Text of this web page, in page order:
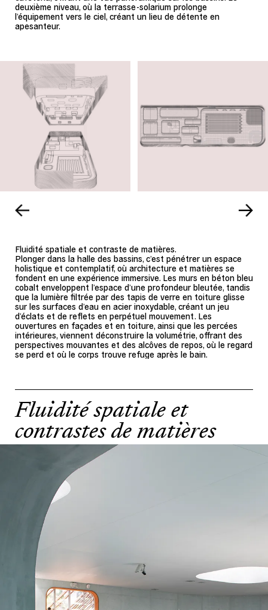
deuxième niveau, où la terrasse-solarium prolonge
l’équipement vers le ciel, créant un lieu de détente en
apesanteur.
Fluidité spatiale et contraste de matières.
Plonger dans la halle des bassins, c’est pénétrer un espace
holistique et contemplatif, où architecture et matières se
fondent en une expérience immersive. Les murs en béton bleu
cobalt enveloppent l’espace d’une profondeur bleutée, tandis
que la lumière filtrée par des tapis de verre en toiture glisse
sur les surfaces d’eau en acier inoxydable, créant un jeu
d’éclats et de reflets en perpétuel mouvement. Les
ouvertures en façades et en toiture, ainsi que les percées
intérieures, viennent déconstruire la volumétrie, offrant des
perspectives mouvantes et des alcôves de repos, où le regard
se perd et où le corps trouve refuge après le bain.
Fluidité spatiale et
contrastes de matières